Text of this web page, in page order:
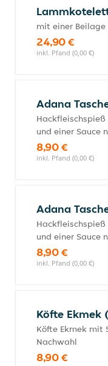
mit einer
24,90 €
inkl. Pfand (0,00 €)
Adana
und einer Sauce
8,90 €
inkl. Pfand (0,00 €)
Adana
und einer Sauce
8,90 €
inkl. Pfand (0,00 €)
Köfte Ekmek
Köfte Ekmek mit
Nachwahl
8,90 €